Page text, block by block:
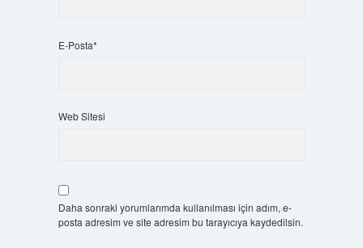
E-Posta*
Web Sitesi
Daha sonraki yorumlarımda kullanılması için adım, e-
posta adresim ve site adresim bu tarayıcıya kaydedilsin.